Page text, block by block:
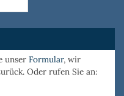
unser Formular, wir
Oder rufen Sie an: